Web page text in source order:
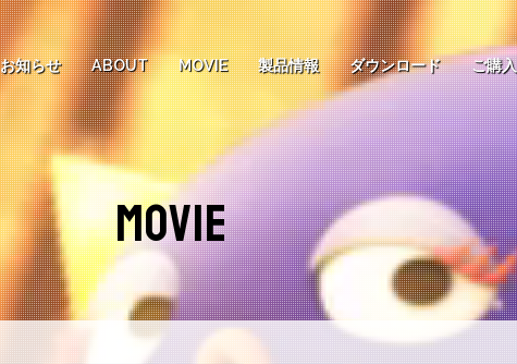
お知らせ ABOUT MOVIE 製品情報 ダウンロード ご購入
MOVIE